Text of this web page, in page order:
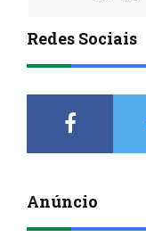
Redes Sociais
Anúncio